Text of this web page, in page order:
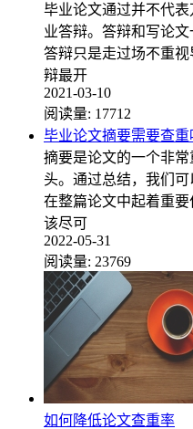
毕业论文通过并不代
业答辩。答辩和写论
答辩只是走过场不重
辩最开
2021-03-10
阅读量: 17712
毕业论文摘要需要查
摘要是论文的一个非
头。通过总结，我们
在整篇论文中起着重
该尽可
2022-05-31
阅读量: 23769
如何降低论文查重率